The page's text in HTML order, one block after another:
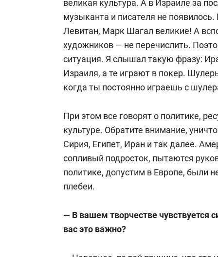
великая культура. А в Израиле за
музыканта и писателя не
Левитан, Марк Шагал великие! А
художников — не перечислить.
ситуация. Я слышал такую фразу:
Израиля, а те играют в покер.
когда ты постоянно играешь с
При этом все говорят о политике,
культуре. Обратите внимание,
Сирия, Египет, Иран и так далее.
сопливый подросток, пытаются
политике, допустим в Европе, были
плебеи.
— В вашем творчестве чувствуется
вас это важно?